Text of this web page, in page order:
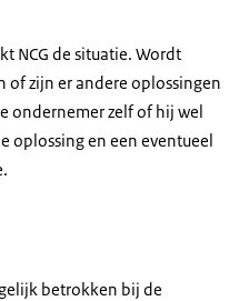
NCG de situatie. Wordt
zijn er andere oplossingen
ondernemer zelf of hij wel
oplossing en een eventueel
betrokken bij de